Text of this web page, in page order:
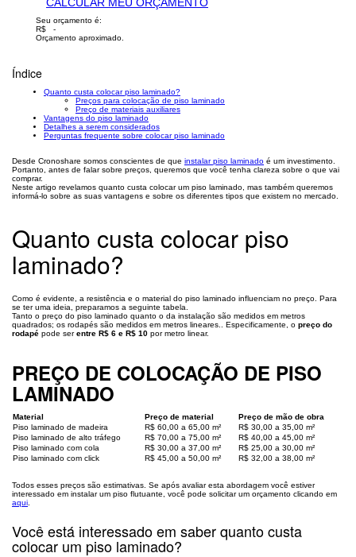
Seu orçamento é:
R$ -
Orçamento aproximado.
Índice
Quanto custa colocar piso laminado?
Preços para colocação de piso laminado
Preço de materiais auxiliares
Vantagens do piso laminado
Detalhes a serem considerados
Perguntas frequente sobre colocar piso laminado
Desde Cronoshare somos conscientes de que instalar piso laminado é um investimento.
Portanto, antes de falar sobre preços, queremos que você tenha clareza sobre o que vai
comprar.
Neste artigo revelamos quanto custa colocar um piso laminado, mas também queremos
informá-lo sobre as suas vantagens e sobre os diferentes tipos que existem no mercado.
Quanto custa colocar piso
laminado?
Como é evidente, a resistência e o material do piso laminado influenciam no preço. Para
se ter uma ideia, preparamos a seguinte tabela.
Tanto o preço do piso laminado quanto o da instalação são medidos em metros
quadrados; os rodapés são medidos em metros lineares.. Especificamente, o preço do
rodapé pode serentre R$ 6 e R$ 10 por metro linear.
PREÇO DE COLOCAÇÃO DE PISO
LAMINADO
Material Preço de material
Preço de mão de obra
Piso laminado de madeira
R$ 60,00 a 65,00 m²
R$ 30,00 a 35,00 m²
Piso laminado de alto tráfego
R$ 70,00 a 75,00 m²
R$ 40,00 a 45,00 m²
Piso laminado com cola
R$ 30,00 a 37,00 m²
R$ 25,00 a 30,00 m²
Piso laminado com click
R$ 45,00 a 50,00 m² R$ 32,00 a 38,00 m²
Todos esses preços são estimativas. Se após avaliar esta abordagem você estiver
interessado em instalar um piso flutuante, você pode solicitar um orçamento clicando em
aqui
Você está interessado em saber quanto custa
colocar um piso laminado?